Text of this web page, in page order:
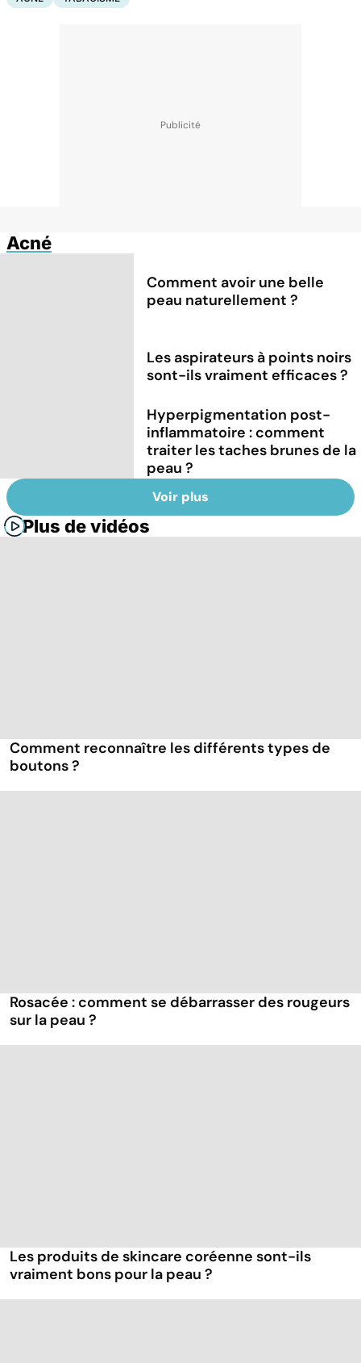
Acné
Comment avoir une belle
peau naturellement ?
Les aspirateurs à points noirs
sont-ils vraiment efficaces ?
Hyperpigmentation post-
inflammatoire : comment
traiter les taches brunes de la
peau ?
Voir plus
Plus de vidéos
Comment reconnaître les différents types de
boutons ?
Rosacée : comment se débarrasser des rougeurs
sur la peau ?
Les produits de skincare coréenne sont-ils
vraiment bons pour la peau ?